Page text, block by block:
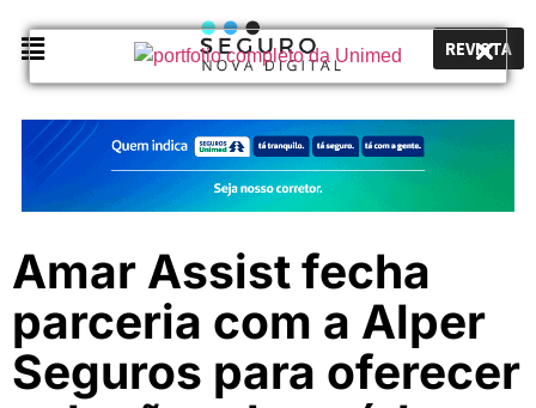
REVISTA
Amar Assist fecha
parceria com a Alper
Seguros para oferecer